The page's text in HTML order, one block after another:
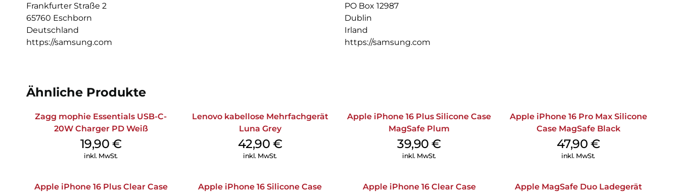
Frankfurter Straße 2
65760 Eschborn
Deutschland
https://samsung.com
PO Box 12987
Dublin
Irland
https://samsung.com
Ähnliche Produkte
Zagg mophie Essentials USB-C-
20W Charger PD Weiß
19,90 €
inkl. MwSt.
Lenovo kabellose Mehrfachgerät
Luna Grey
42,90 €
inkl. MwSt.
Apple iPhone 16 Plus Silicone Case
MagSafe Plum
39,90€
inkl. MwSt.
Apple iPhone 16 Pro Max Silicone
Case MagSafe Black
47,90 €
inkl. MwSt.
Apple iPhone 16 Plus Clear Case
Apple iPhone 16 Silicone Case
Apple iPhone 16 Clear Case
Apple MagSafe Duo Ladegerät